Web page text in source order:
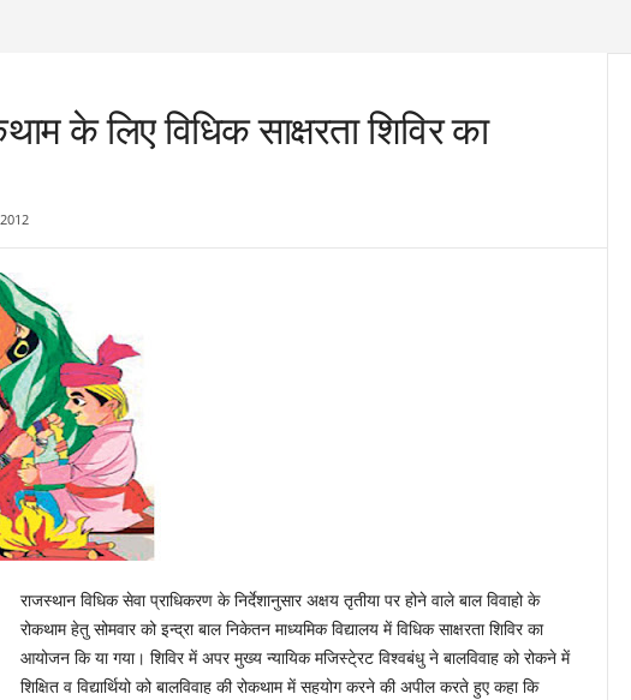
के लिए विधिक साक्षरता शिविर का
राजस्थान विधिक सेवा प्राधिकरण के निर्देशानुसार अक्षय तृतीया पर होने वाले बाल विवाहो के
रोकथाम हेतु सोमवार को इन्द्रा बाल निकेतन माध्यमिक विद्यालय में विधिक साक्षरता शिविर का
आयोजन कि या गया। शिविर में अपर मुख्य न्यायिक मजिस्टे्रट विश्वबंधु ने बालविवाह को रोकने में
शिक्षित व विद्यार्थियो को बालविवाह की रोकथाम में सहयोग करने की अपील करते हुए कहा कि